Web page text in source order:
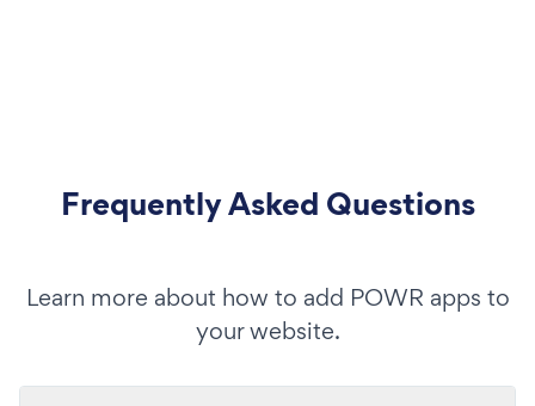
Frequently Asked Questions
Learn more about how to add POWR apps to
your website.